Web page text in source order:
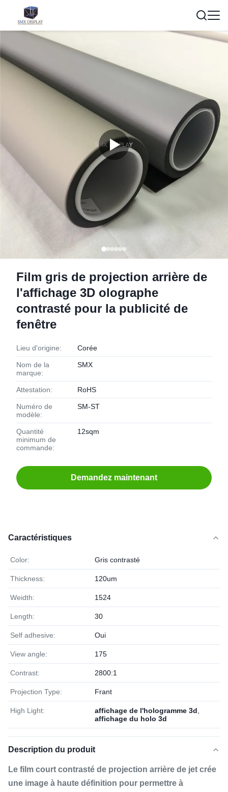
Film gris de projection arrière de
l'affichage 3D olographe
contrasté pour la publicité de
fenêtre
Lieu d'origine: Corée
Nom de la
marque:
SMX
Attestation: RoHS
Numéro de
modèle:
SM-ST
Quantité
minimum de
commande:
12sqm
Demandez maintenant
Caractéristiques
Color: Gris contrasté
Thickness: 120um
Weidth: 1524
Length: 30
Self adhesive: Oui
View angle: 175
Contrast: 2800:1
Projection Type: Frant
High Light: affichage de l'hologramme 3d
affichage du holo 3d
Description du produit
Le film court contrasté de projection arrière de jet crée
une image à haute définition pour permettre à